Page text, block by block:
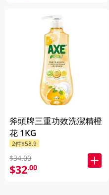
斧頭牌三重功效洗潔精橙
花 1KG
2件$58.9
$34.00
$32.00